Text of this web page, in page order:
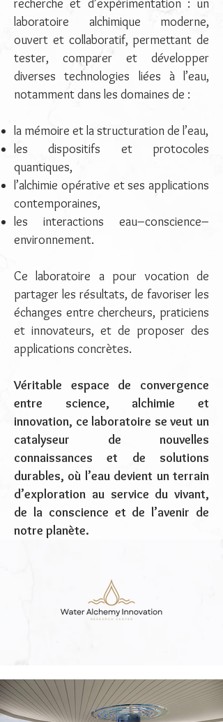
recherche et d’expérimentation : un
laboratoire alchimique moderne,
ouvert et collaboratif, permettant de
tester, comparer et développer
diverses technologies liées à l’eau,
notamment dans les domaines de :
la mémoire et la structuration de l’eau,
les dispositifs et protocoles
quantiques,
l’alchimie opérative et ses applications
contemporaines,
les interactions eau–conscience–
environnement.
Ce laboratoire a pour vocation de
partager les résultats, de favoriser les
échanges entre chercheurs, praticiens
et innovateurs, et de proposer des
applications concrètes.
Véritable espace de convergence
entre science, alchimie et
innovation, ce laboratoire se veut un
catalyseur de nouvelles
connaissances et de solutions
durables, où l’eau devient un terrain
d’exploration au service du vivant,
de la conscience et de l’avenir de
notre planète.